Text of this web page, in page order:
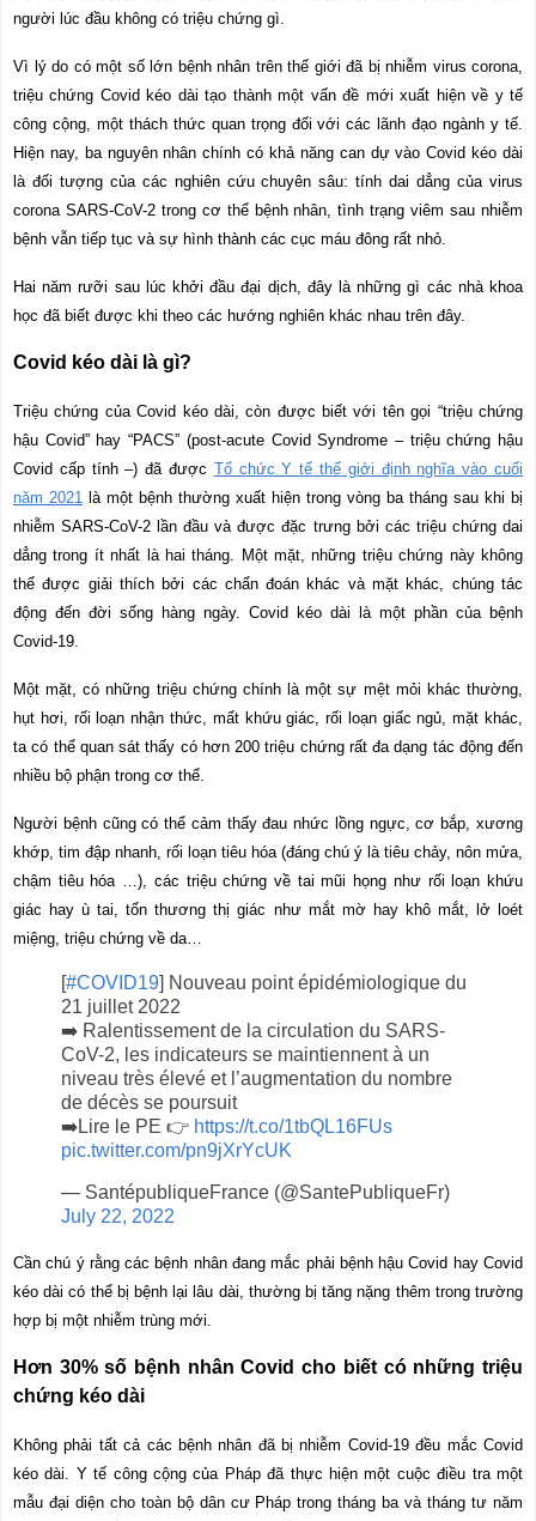
người lúc đầu không có triệu chứng gì.
Vì lý do có một số lớn bệnh nhân trên thế giới đã bị nhiễm virus corona,
triệu chứng Covid kéo dài tạo thành một vấn đề mới xuất hiện về y tế
công cộng, một thách thức quan trọng đối với các lãnh đạo ngành y tế.
Hiện nay, ba nguyên nhân chính có khả năng can dự vào Covid kéo dài
là đối tượng của các nghiên cứu chuyên sâu: tính dai dẳng của virus
corona SARS-CoV-2 trong cơ thể bệnh nhân, tình trạng viêm sau nhiễm
bệnh vẫn tiếp tục và sự hình thành các cục máu đông rất nhỏ.
Hai năm rưỡi sau lúc khởi đầu đại dịch, đây là những gì các nhà khoa
học đã biết được khi theo các hướng nghiên khác nhau trên đây.
Covid kéo dài là gì?
Triệu chứng của Covid kéo dài, còn được biết với tên gọi “triệu chứng
hậu Covid” hay “PACS” (post-acute Covid Syndrome – triệu chứng hậu
Covid cấp tính –) đã được Tổ chức Y tế thế giới định nghĩa vào cuối
năm 2021 là một bệnh thường xuất hiện trong vòng ba tháng sau khi bị
nhiễm SARS-CoV-2 lần đầu và được đặc trưng bởi các triệu chứng dai
dẳng trong ít nhất là hai tháng. Một mặt, những triệu chứng này không
thể được giải thích bởi các chẩn đoán khác và mặt khác,
chúng tác
động đến đời sống hàng ngày. Covid kéo dài là một phần của bệnh
Covid-19.
Một mặt, có những triệu chứng chính là một sự mệt mỏi khác thường,
hụt hơi, rối loạn nhận thức, mất khứu giác, rối loạn giấc ngủ, mặt khác,
ta có thể quan sát thấy có hơn 200 triệu chứng rất đa dạng tác động đến
nhiều bộ phận trong cơ thể.
Người bệnh cũng có thể cảm thấy đau nhức lồng ngực, cơ bắp, xương
khớp, tim đập nhanh, rối loạn tiêu hóa (đáng chú ý là tiêu chảy, nôn mửa,
chậm tiêu hóa …), các triệu chứng về tai mũi họng như rối loạn khứu
giác hay ù tai, tổn thương thị giác như mắt mờ hay khô mắt, lở loét
miệng, triệu chứng về da…
[#COVID19] Nouveau point épidémiologique du
21 juillet 2022
➡️ Ralentissement de la circulation du SARS-
CoV-2, les indicateurs se maintiennent à un
niveau très élevé et l’augmentation du nombre
de décès se poursuit
➡️Lire le PE 👉 https://t.co/1tbQL16FUs
pic.twitter.com/pn9jXrYcUK
— SantépubliqueFrance (@SantePubliqueFr)
July 22, 2022
Cần chú ý rằng các bệnh nhân đang mắc phải bệnh hậu Covid hay Covid
kéo dài có thể bị bệnh lại lâu dài, thường bị tăng nặng thêm trong trường
hợp bị một nhiễm trùng mới.
Hơn 30% số bệnh nhân Covid cho biết có những triệu
chứng kéo dài
Không phải tất cả các bệnh nhân đã bị nhiễm Covid-19 đều mắc Covid
kéo dài. Y tế công cộng của Pháp đã thực hiện một cuộc điều tra một
mẫu đại diện cho toàn bộ dân cư Pháp trong tháng ba và tháng tư năm